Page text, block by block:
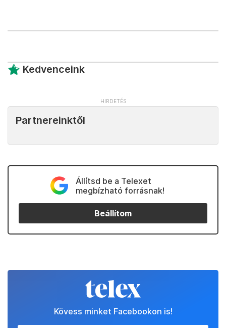
Kedvenceink
Partnereinktől
Állítsd be a Telexet
megbízható forrásnak!
Beállítom
Kövess minket Facebookon is!